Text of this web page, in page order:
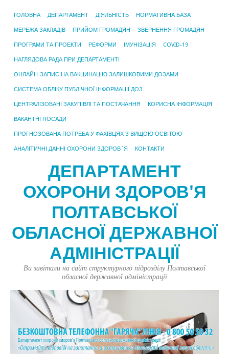
ГОЛОВНА ДЕПАРТАМЕНТ ДІЯЛЬНІСТЬ НОРМАТИВНА БАЗА
МЕРЕЖА ЗАКЛАДІВ ПРИЙОМ ГРОМАДЯН ЗВЕРНЕННЯ ГРОМАДЯН
ПРОГРАМИ ТА ПРОЕКТИ РЕФОРМИ ІМУНІЗАЦІЯ COVID-19
НАГЛЯДОВА РАДА ПРИ ДЕПАРТАМЕНТІ
ОНЛАЙН-ЗАПИС НА ВАКЦИНАЦІЮ ЗАЛИШКОВИМИ ДОЗАМИ
СИСТЕМА ОБЛІКУ ПУБЛІЧНОЇ ІНФОРМАЦІЇ ДОЗ
ЦЕНТРАЛІЗОВАНІ ЗАКУПІВЛІ ТА ПОСТАЧАННЯ КОРИСНА ІНФОРМАЦІЯ
ВАКАНТНІ ПОСАДИ
ПРОГНОЗОВАНА ПОТРЕБА У ФАХІВЦЯХ З ВИЩОЮ ОСВІТОЮ
АНАЛІТИЧНІ ДАННІ ОХОРОНИ ЗДОРОВ`Я КОНТАКТИ
ДЕПАРТАМЕНТ
ОХОРОНИ ЗДОРОВ'Я
ПОЛТАВСЬКОЇ
ОБЛАСНОЇ ДЕРЖАВНОЇ
АДМІНІСТРАЦІЇ
Ви завітали на сайт структурного підрозділу Полтавської
обласної державної адміністрації